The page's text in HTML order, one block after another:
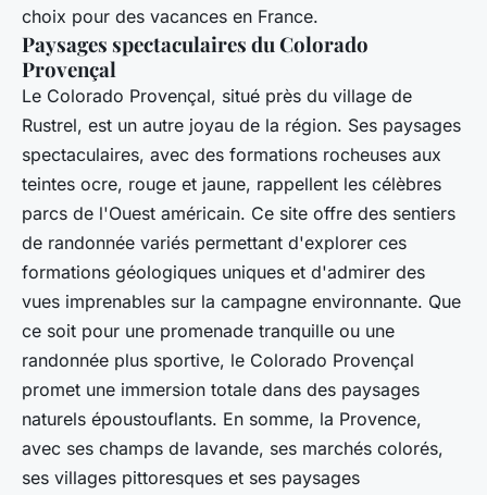
choix pour des vacances en France.
Paysages spectaculaires du Colorado
Provençal
Le Colorado Provençal, situé près du village de
Rustrel, est un autre joyau de la région. Ses paysages
spectaculaires, avec des formations rocheuses aux
teintes ocre, rouge et jaune, rappellent les célèbres
parcs de l'Ouest américain. Ce site offre des sentiers
de randonnée variés permettant d'explorer ces
formations géologiques uniques et d'admirer des
vues imprenables sur la campagne environnante. Que
ce soit pour une promenade tranquille ou une
randonnée plus sportive, le Colorado Provençal
promet une immersion totale dans des paysages
naturels époustouflants. En somme, la Provence,
avec ses champs de lavande, ses marchés colorés,
ses villages pittoresques et ses paysages